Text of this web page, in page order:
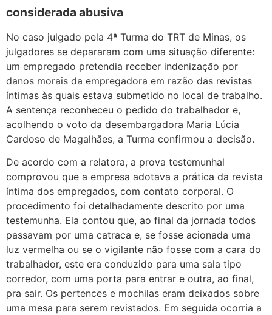
considerada abusiva
No caso julgado pela 4ª Turma do TRT de Minas, os
julgadores se depararam com uma situação diferente:
um empregado pretendia receber indenização por
danos morais da empregadora em razão das revistas
íntimas às quais estava submetido no local de trabalho.
A sentença reconheceu o pedido do trabalhador e,
acolhendo o voto da desembargadora Maria Lúcia
Cardoso de Magalhães, a Turma confirmou a decisão.
De acordo com a relatora, a prova testemunhal
comprovou que a empresa adotava a prática da revista
íntima dos empregados, com contato corporal. O
procedimento foi detalhadamente descrito por uma
testemunha. Ela contou que, ao final da jornada todos
passavam por uma catraca e, se fosse acionada uma
luz vermelha ou se o vigilante não fosse com a cara do
trabalhador, este era conduzido para uma sala tipo
corredor, com uma porta para entrar e outra, ao final,
pra sair. Os pertences e mochilas eram deixados sobre
uma mesa para serem revistados. Em seguida ocorria a